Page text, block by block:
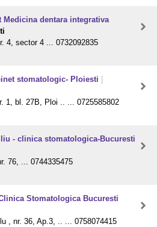
Medicina dentara integrativa
4, sector 4 ... 0732092835
stomatologic- Ploiesti
1, bl. 27B, Ploi .. ... 0725585802
- clinica stomatologica-Bucuresti
76, ... 0744335475
Stomatologica Bucuresti
, nr. 36, Ap.3, .. ... 0758074415